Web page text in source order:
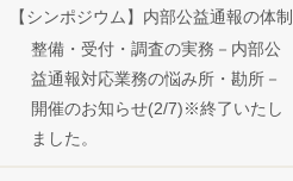
【シンポジウム】内部公益通報の体制
整備・受付・調査の実務－内部公
益通報対応業務の悩み所・勘所－
開催のお知らせ(2/7)※終了いたし
ました。